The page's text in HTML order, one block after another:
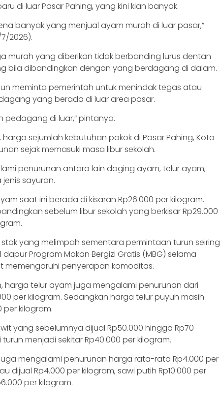
di luar Pasar Pahing, yang kini kian banyak.
banyak yang menjual ayam murah di luar pasar,”
2026).
murah yang diberikan tidak berbanding lurus dentan
bila dibandingkan dengan yang berdagang di dalam.
meminta pemerintah untuk menindak tegas atau
yang berada di luar area pasar.
pedagang di luar,” pintanya.
sejumlah kebutuhan pokok di Pasar Pahing, Kota
sejak memasuki masa libur sekolah.
penurunan antara lain daging ayam, telur ayam,
sayuran.
saat ini berada di kisaran Rp26.000 per kilogram.
sebelum libur sekolah yang berkisar Rp29.000
yang melimpah sementara permintaan turun seiring
Program Makan Bergizi Gratis (MBG) selama
memengaruhi penyerapan komoditas.
harga telur ayam juga mengalami penurunan dari
per kilogram. Sedangkan harga telur puyuh masih
per kilogram.
yang sebelumnya dijual Rp50.000 hingga Rp70
turun menjadi sekitar Rp40.000 per kilogram.
mengalami penurunan harga rata-rata Rp4.000 per
dijual Rp4.000 per kilogram, sawi putih Rp10.000 per
per kilogram.